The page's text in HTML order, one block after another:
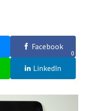
Facebook
0
LinkedIn